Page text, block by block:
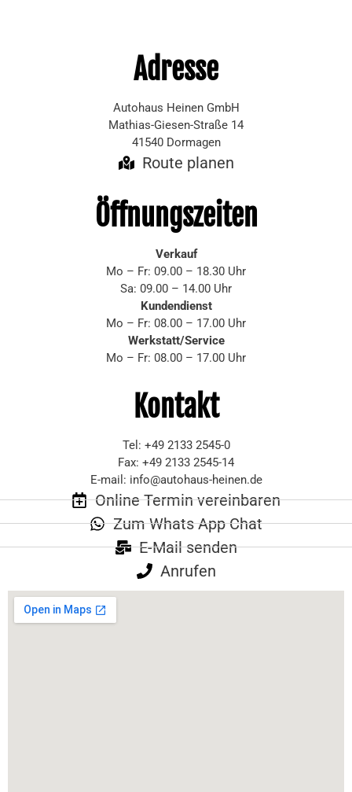
Adresse
Autohaus Heinen GmbH
Mathias-Giesen-Straße 14
41540 Dormagen
Route planen
Öffnungszeiten
Verkauf
Mo – Fr: 09.00 – 18.30 Uhr
Sa: 09.00 – 14.00 Uhr
Kundendienst
Mo – Fr: 08.00 – 17.00 Uhr
Werkstatt/Service
Mo – Fr: 08.00 – 17.00 Uhr
Kontakt
Tel: +49 2133 2545-0
Fax: +49 2133 2545-14
E-mail: info@autohaus-heinen.de
Online Termin vereinbaren
Zum Whats App Chat
E-Mail senden
Anrufen